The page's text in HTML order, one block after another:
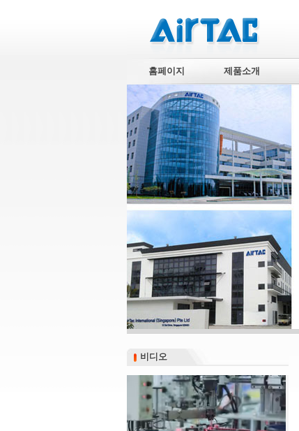
홈페이지 제품소개
비디오
비디오